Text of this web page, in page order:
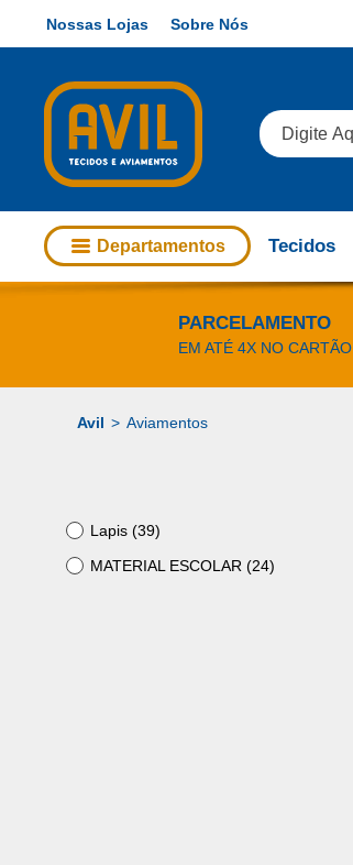
Nossas Lojas Sobre Nós
Departamentos Tecidos
PARCELAMENTO
EM ATÉ 4X NO CARTÃO
Aviamentos
Lapis (39)
MATERIAL ESCOLAR (24)